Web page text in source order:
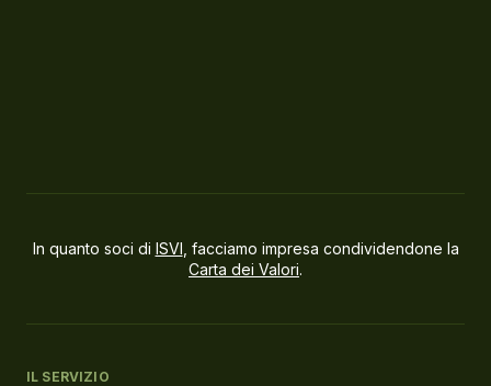
In quanto soci di ISVI , facciamo impresa condividendone la
Carta dei Valori.
IL SERVIZIO